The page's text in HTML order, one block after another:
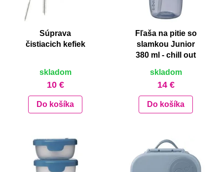
Súprava
čistiacich kefiek
skladom
10 €
Do košíka
Fľaša na pitie so
slamkou Junior
380 ml - chill out
skladom
14 €
Do košíka